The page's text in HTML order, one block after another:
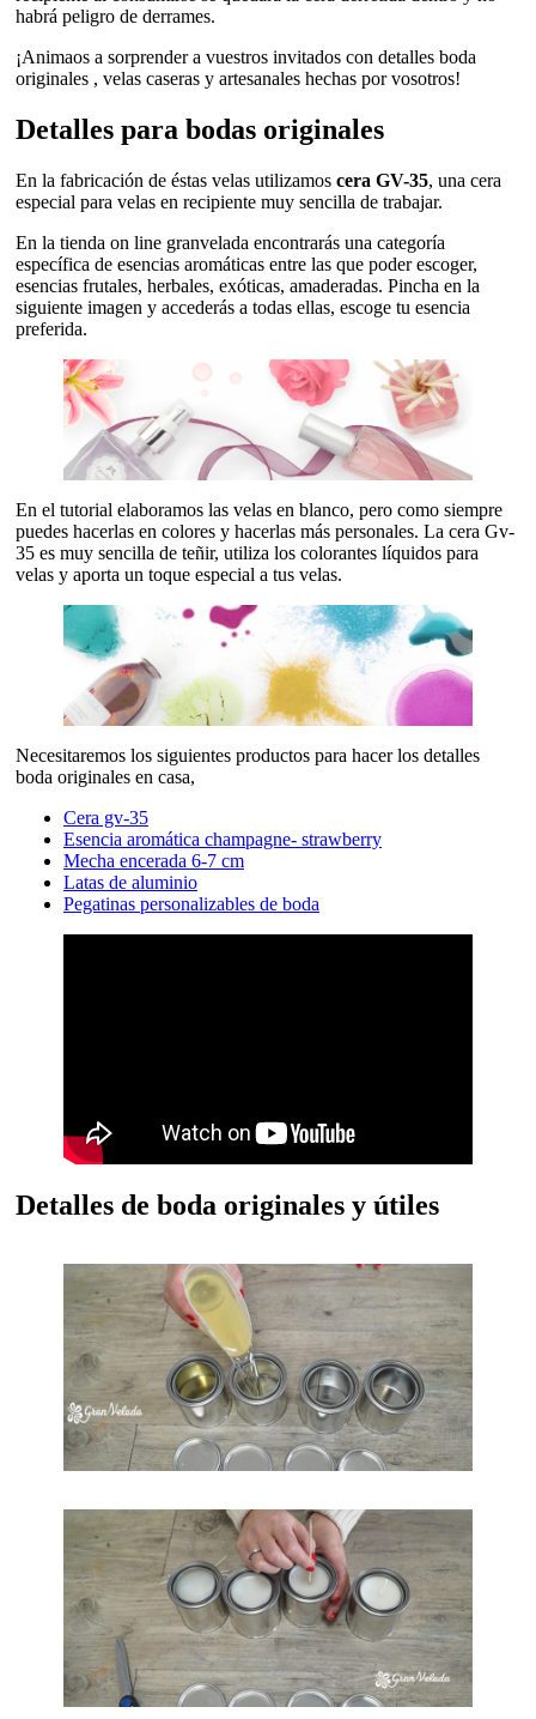
habrá peligro de derrames.
¡Animaos a sorprender a vuestros invitados con detalles boda
originales , velas caseras y artesanales hechas por vosotros!
Detalles para bodas originales
En la fabricación de éstas velas utilizamos cera GV-35, una cera
especial para velas en recipiente muy sencilla de trabajar.
En la tienda on line granvelada encontrarás una categoría
específica de esencias aromáticas entre las que poder escoger,
esencias frutales, herbales, exóticas, amaderadas. Pincha en la
siguiente imagen y accederás a todas ellas, escoge tu esencia
preferida.
En el tutorial elaboramos las velas en blanco, pero como siempre
puedes hacerlas en colores y hacerlas más personales. La cera Gv-
35 es muy sencilla de teñir, utiliza los colorantes líquidos para
velas y aporta un toque especial a tus velas.
Necesitaremos los siguientes productos para hacer los detalles
boda originales en casa,
Cera gv-35
Esencia aromática champagne- strawberry
Mecha encerada 6-7 cm
Latas de aluminio
Pegatinas personalizables de boda
Detalles de boda originales y útiles